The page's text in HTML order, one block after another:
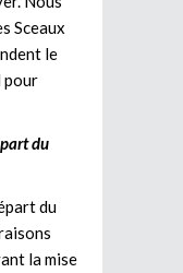
Sceaux
le
pour
du
du
la mise